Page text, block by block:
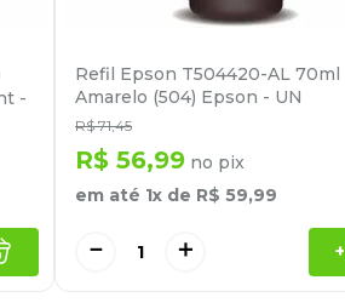
-
Refil Epson T504420-AL 70ml
Amarelo (504) Epson - UN
R$ 71,45
R$ 56,99 no pix
em até 1x de R$ 59,99
＋
－ +